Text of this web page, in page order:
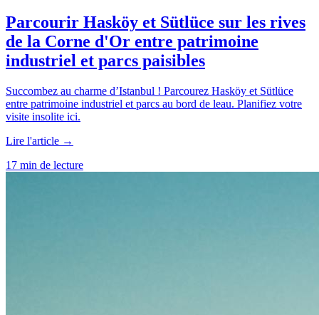
Parcourir Hasköy et Sütlüce sur les rives
de la Corne d'Or entre patrimoine
industriel et parcs paisibles
Succombez au charme d’Istanbul ! Parcourez Hasköy et Sütlüce
entre patrimoine industriel et parcs au bord de leau. Planifiez votre
visite insolite ici.
Lire l'article →
17 min de lecture